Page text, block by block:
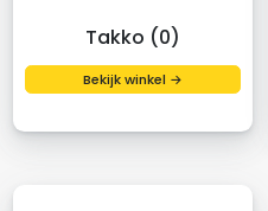
Takko (0)
Bekijk winkel →